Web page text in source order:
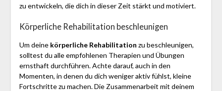
zu entwickeln, die dich in dieser Zeit stärkt und motiviert.
Körperliche Rehabilitation beschleunigen
Um deine körperliche Rehabilitation zu beschleunigen,
solltest du alle empfohlenen Therapien und Übungen
ernsthaft durchführen. Achte darauf, auch in den
Momenten, in denen du dich weniger aktiv fühlst, kleine
Fortschritte zu machen. Die Zusammenarbeit mit deinem